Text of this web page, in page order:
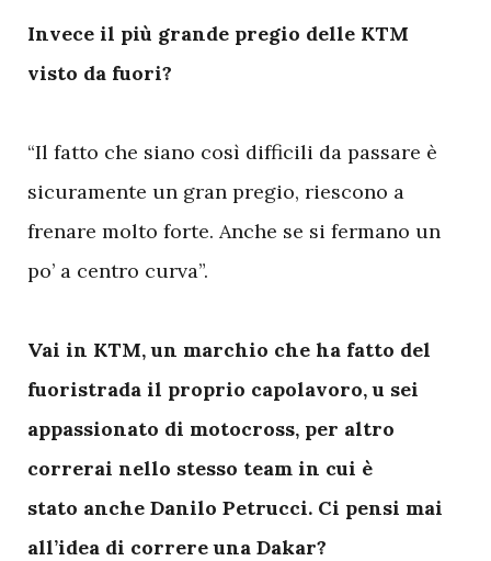
Invece il più grande pregio delle KTM
visto da fuori?
“Il fatto che siano così difficili da passare è
sicuramente un gran pregio, riescono a
frenare molto forte. Anche se si fermano un
po’ a centro curva”.
Vai in KTM, un marchio che ha fatto del
fuoristrada il proprio capolavoro, u sei
appassionato di motocross, per altro
correrai nello stesso team in cui è
stato anche Danilo Petrucci. Ci pensi mai
all’idea di correre una Dakar?